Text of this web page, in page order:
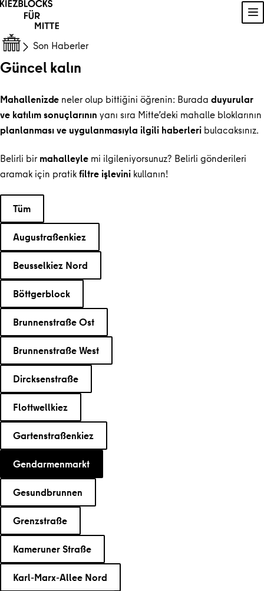
İçeriğe geç
Son Haberler
Güncel kalın
Mahallenizde neler olup bittiğini öğrenin: Burada duyurular
ve katılım sonuçlarının yanı sıra Mitte’deki mahalle bloklarının
planlanması ve uygulanmasıyla ilgili haberleri bulacaksınız.
Belirli birmahalleyle mi ilgileniyorsunuz? Belirli gönderileri
aramak için pratikfiltre işlevini kullanın!
Bir kategori seçin
Tüm
Augustraßenkiez
Beusselkiez Nord
Böttgerblock
Brunnenstraße Ost
Brunnenstraße West
Dircksenstraße
Flottwellkiez
Gartenstraßenkiez
Gendarmenmarkt
Gesundbrunnen
Grenzstraße
Kameruner Straße
Karl-Marx-Allee Nord